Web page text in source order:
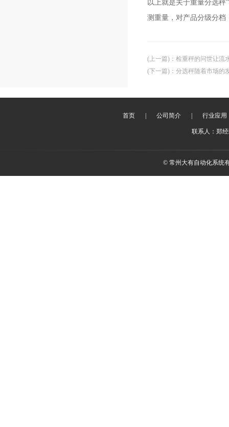
以上就是关于重量分选
测重量，对产品分级分档
(上一篇) ： 检重秤的问世让流
(下一篇) ： 分选秤随着市场的
首页 | 公司简介 | 行业应用
联系人：郑
© 常州大有自动化系统